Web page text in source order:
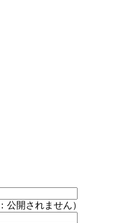
公開されません）